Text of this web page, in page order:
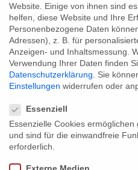
“Saving the
Independent
“Saving the Titanic” picked up
Independent Film Festival
Website. Einige von ihnen sind
helfen, diese Website und Ihre
Personenbezogene Daten
Adressen), z. B. für
Anzeigen- und Inhaltsmessung.
Verwendung Ihrer Daten finden
Datenschutzerklärung
Sie
Einstellungen widerrufen oder
Essenziell
Essenzielle Cookies
und sind für die einwandfreie
erforderlich.